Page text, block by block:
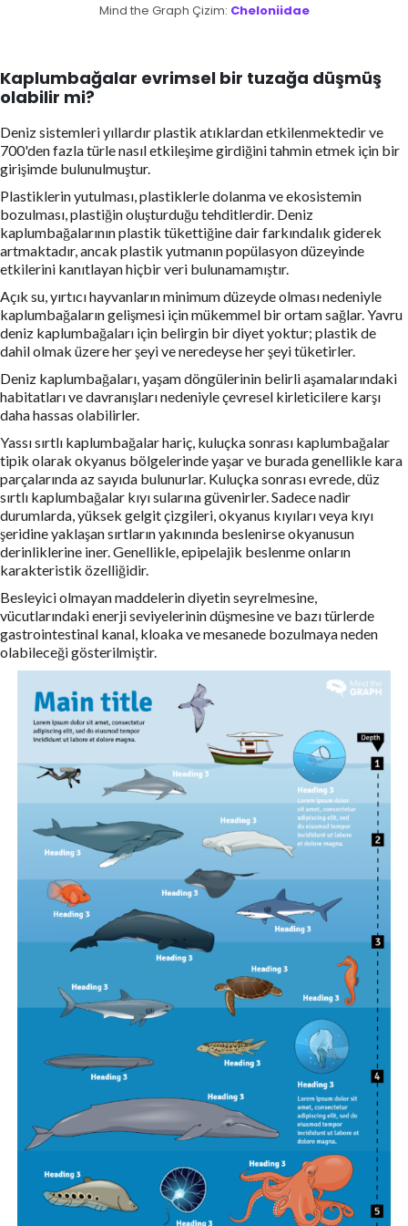
Mind the Graph Çizim: Cheloniidae
Kaplumbağalar evrimsel bir tuzağa düşmüş
olabilir mi?
Deniz sistemleri yıllardır plastik atıklardan etkilenmektedir ve
700'den fazla türle nasıl etkileşime girdiğini tahmin etmek için bir
girişimde bulunulmuştur.
Plastiklerin yutulması, plastiklerle dolanma ve ekosistemin
bozulması, plastiğin oluşturduğu tehditlerdir. Deniz
kaplumbağalarının plastik tükettiğine dair farkındalık giderek
artmaktadır, ancak plastik yutmanın popülasyon düzeyinde
etkilerini kanıtlayan hiçbir veri bulunamamıştır.
Açık su, yırtıcı hayvanların minimum düzeyde olması nedeniyle
kaplumbağaların gelişmesi için mükemmel bir ortam sağlar. Yavru
deniz kaplumbağaları için belirgin bir diyet yoktur; plastik de
dahil olmak üzere her şeyi ve neredeyse her şeyi tüketirler.
Deniz kaplumbağaları, yaşam döngülerinin belirli aşamalarındaki
habitatları ve davranışları nedeniyle çevresel kirleticilere karşı
daha hassas olabilirler.
Yassı sırtlı kaplumbağalar hariç, kuluçka sonrası kaplumbağalar
tipik olarak okyanus bölgelerinde yaşar ve burada genellikle kara
parçalarında az sayıda bulunurlar. Kuluçka sonrası evrede, düz
sırtlı kaplumbağalar kıyı sularına güvenirler. Sadece nadir
durumlarda, yüksek gelgit çizgileri, okyanus kıyıları veya kıyı
şeridine yaklaşan sırtların yakınında beslenirse okyanusun
derinliklerine iner. Genellikle, epipelajik beslenme onların
karakteristik özelliğidir.
Besleyici olmayan maddelerin diyetin seyrelmesine,
vücutlarındaki enerji seviyelerinin düşmesine ve bazı türlerde
gastrointestinal kanal, kloaka ve mesanede bozulmaya neden
olabileceği gösterilmiştir.